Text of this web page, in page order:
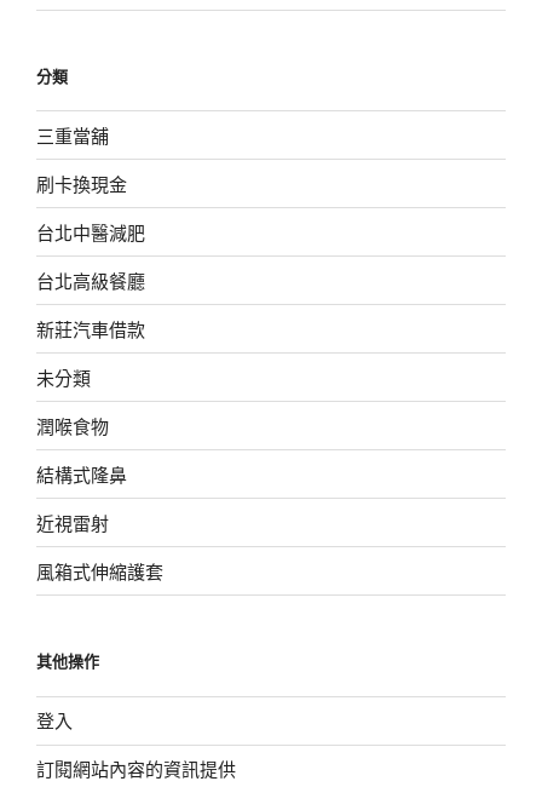
分類
三重當舖
刷卡換現金
台北中醫減肥
台北高級餐廳
新莊汽車借款
未分類
潤喉食物
結構式隆鼻
近視雷射
風箱式伸縮護套
其他操作
登入
訂閱網站內容的資訊提供